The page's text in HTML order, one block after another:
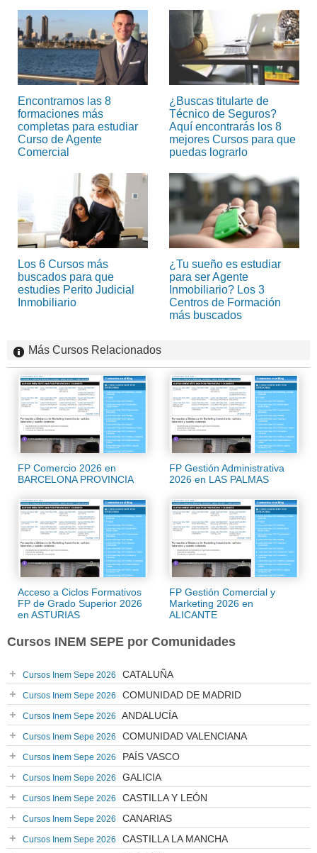
Encontramos las 8
formaciones más
completas para estudiar
Curso de Agente
Comercial
¿Buscas titularte de
Técnico de Seguros?
Aquí encontrarás los 8
mejores Cursos para que
puedas lograrlo
Los 6 Cursos más
buscados para que
estudies Perito Judicial
Inmobiliario
¿Tu sueño es estudiar
para ser Agente
Inmobiliario? Los 3
Centros de Formación
más buscados
Más Cursos Relacionados
FP Comercio 2026 en
BARCELONA PROVINCIA
FP Gestión Administrativa
2026 en LAS PALMAS
Acceso a Ciclos Formativos
FP de Grado Superior 2026
en ASTURIAS
FP Gestión Comercial y
Marketing 2026 en
ALICANTE
Cursos INEM SEPE por Comunidades
Cursos Inem Sepe 2026 CATALUÑA
Cursos Inem Sepe 2026 COMUNIDAD DE MADRID
Cursos Inem Sepe 2026 ANDALUCÍA
Cursos Inem Sepe 2026 COMUNIDAD VALENCIANA
Cursos Inem Sepe 2026 PAÍS VASCO
Cursos Inem Sepe 2026 GALICIA
Cursos Inem Sepe 2026 CASTILLA Y LEÓN
Cursos Inem Sepe 2026 CANARIAS
Cursos Inem Sepe 2026 CASTILLA LA MANCHA